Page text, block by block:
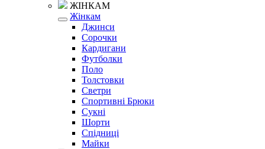
ЖІНКАМ
Жінкам
Джинси
Сорочки
Кардигани
Футболки
Поло
Толстовки
Светри
Спортивні Брюки
Сукні
Шорти
Спідниці
Майки